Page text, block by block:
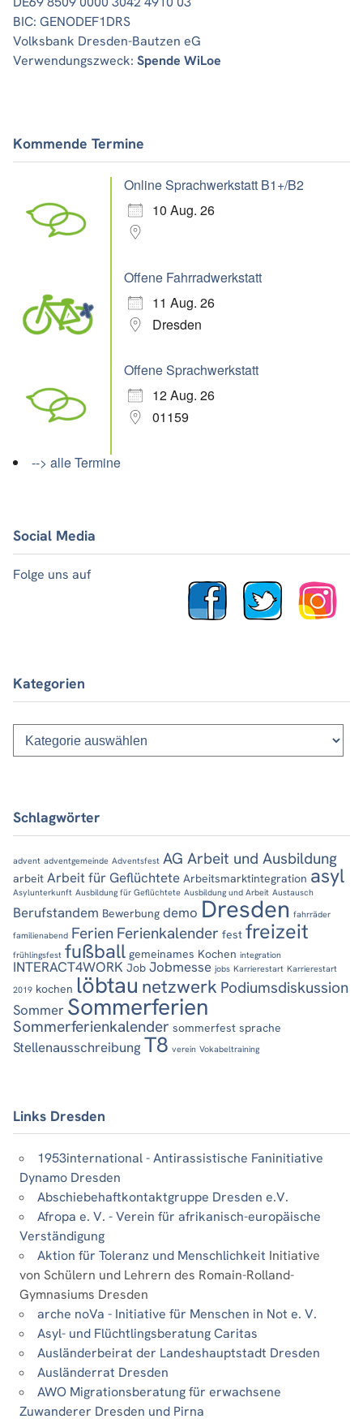
BIC: GENODEF1DRS
Volksbank Dresden-Bautzen eG
Verwendungszweck: Spende WiLoe
Kommende Termine
Online Sprachwerkstatt B1+/B2
10 Aug. 26
Offene Fahrradwerkstatt
11 Aug. 26
Dresden
Offene Sprachwerkstatt
12 Aug. 26
01159
--> alle Termine
Social Media
Folge uns auf
Kategorien
Kategorien
Schlagwörter
advent adventgemeinde Adventsfest AG Arbeit und Ausbildung
arbeit Arbeit für Geflüchtete Arbeitsmarktintegration asyl
Asylunterkunft Ausbildung für Geflüchtete Ausbildung und Arbeit Austausch
Berufstandem Bewerbung demo Dresden fahrräder
familienabend Ferien Ferienkalender fest freizeit
frühlingsfest fußball gemeinames Kochen integration
INTERACT4WORK Job Jobmesse jobs Karrierestart Karrierestart
2019 kochen löbtau netzwerk Podiumsdiskussion
Sommer Sommerferien
Sommerferienkalender sommerfest sprache
Stellenausschreibung T8 verein Vokabeltraining
Links Dresden
1953international - Antirassistische Faninitiative
Dynamo Dresden
Abschiebehaftkontaktgruppe Dresden e.V.
Afropa e. V. - Verein für afrikanisch-europäische
Verständigung
Aktion für Toleranz und Menschlichkeit Initiative
von Schülern und Lehrern des Romain-Rolland-
Gymnasiums Dresden
arche noVa - Initiative für Menschen in Not e. V.
Asyl- und Flüchtlingsberatung Caritas
Ausländerbeirat der Landeshauptstadt Dresden
Ausländerrat Dresden
AWO Migrationsberatung für erwachsene
Zuwanderer Dresden und Pirna